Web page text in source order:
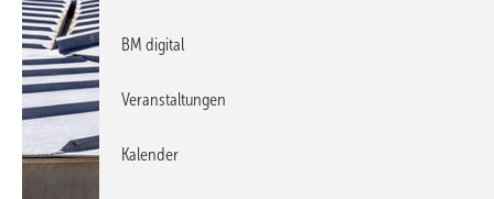
BM digital
Veranstaltungen
Kalender